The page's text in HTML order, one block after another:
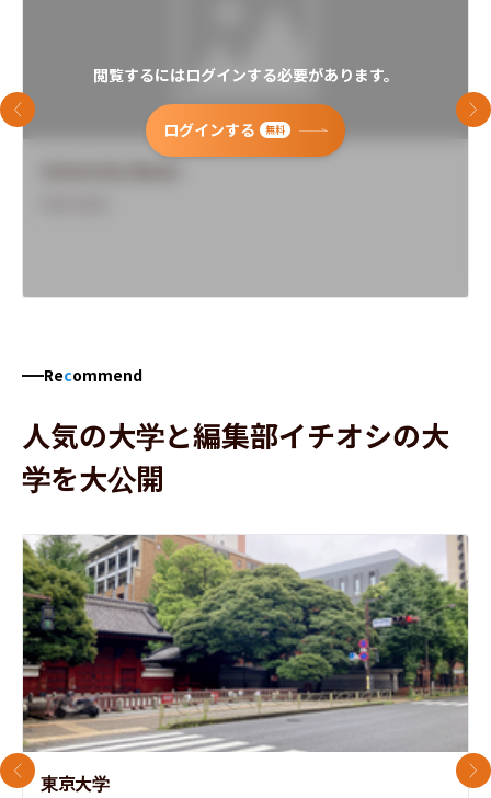
閲覧するにはログインする必要があります。
ログインする 無料
前のスライド 次
Recommend
人気の大学と編集部イチオシの大
学を大公開
東京大学
前のスライド 次